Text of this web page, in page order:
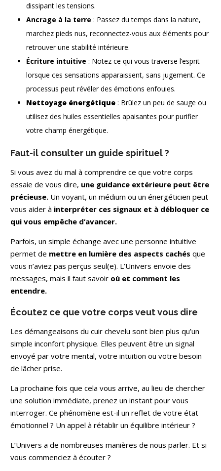
dissipant les tensions.
Ancrage à la terre : Passez du temps dans la nature,
marchez pieds nus, reconnectez-vous aux éléments pour
retrouver une stabilité intérieure.
Écriture intuitive : Notez ce qui vous traverse l’esprit
lorsque ces sensations apparaissent, sans jugement. Ce
processus peut révéler des émotions enfouies.
Nettoyage énergétique : Brûlez un peu de sauge ou
utilisez des huiles essentielles apaisantes pour purifier
votre champ énergétique.
Faut-il consulter un guide spirituel ?
Si vous avez du mal à comprendre ce que votre corps
essaie de vous dire, une guidance extérieure peut être
précieuse. Un voyant, un médium ou un énergéticien peut
vous aider à interpréter ces signaux et à débloquer ce
qui vous empêche d’avancer.
Parfois, un simple échange avec une personne intuitive
permet de mettre en lumière des aspects cachés que
vous n’aviez pas perçus seul(e). L’Univers envoie des
messages, mais il faut savoir où et comment les
entendre.
Écoutez ce que votre corps veut vous dire
Les démangeaisons du cuir chevelu sont bien plus qu’un
simple inconfort physique. Elles peuvent être un signal
envoyé par votre mental, votre intuition ou votre besoin
de lâcher prise.
La prochaine fois que cela vous arrive, au lieu de chercher
une solution immédiate, prenez un instant pour vous
interroger. Ce phénomène est-il un reflet de votre état
émotionnel ? Un appel à rétablir un équilibre intérieur ?
L’Univers a de nombreuses manières de nous parler. Et si
vous commenciez à écouter ?